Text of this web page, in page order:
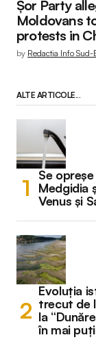
Șor Party
Moldovans
protests in
by Redactia Info Sud-
ALTE ARTICOLE...
Se
Medgidia
Venus și
Evoluția
trecut de
la
în mai